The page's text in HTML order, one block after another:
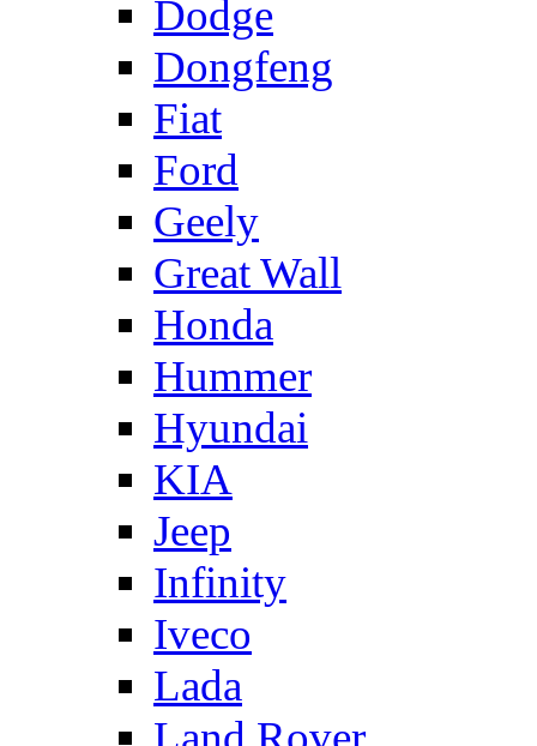
Dodge
Dongfeng
Fiat
Ford
Geely
Great Wall
Honda
Hummer
Hyundai
KIA
Jeep
Infinity
Iveco
Lada